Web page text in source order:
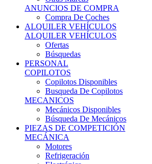
ANUNCIOS DE COMPRA
Compra De Coches
ALQUILER VEHÍCULOS
ALQUILER VEHÍCULOS
Ofertas
Búsquedas
PERSONAL
COPILOTOS
Copilotos Disponibles
Busqueda De Copilotos
MECANICOS
Mecánicos Disponibles
Búsqueda De Mecánicos
PIEZAS DE COMPETICIÓN
MECÁNICA
Motores
Refrigeración